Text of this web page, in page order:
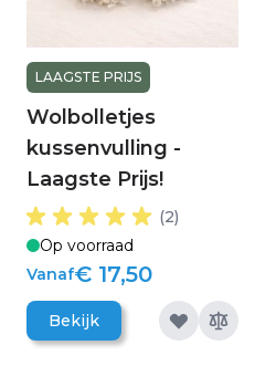
LAAGSTE PRIJS
Wolbolletjes
kussenvulling -
Laagste Prijs!
(2)
Op voorraad
Vanaf€ 17,50
Bekijk